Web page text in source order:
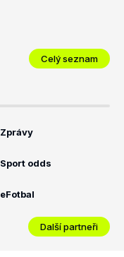
Celý seznam
Zprávy
Sport odds
eFotbal
Další partneři